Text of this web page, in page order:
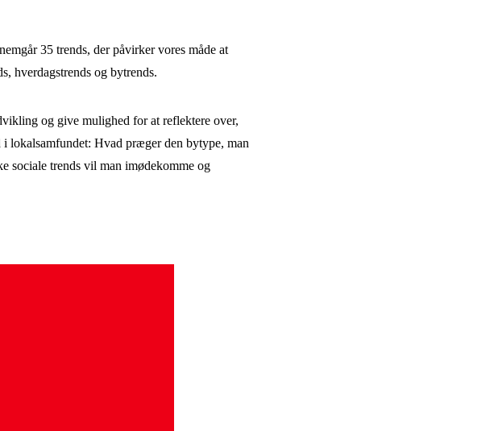
35 trends, der påvirker vores måde at
hverdagstrends og bytrends.
og give mulighed for at reflektere over,
lokalsamfundet: Hvad præger den bytype, man
sociale trends vil man imødekomme og